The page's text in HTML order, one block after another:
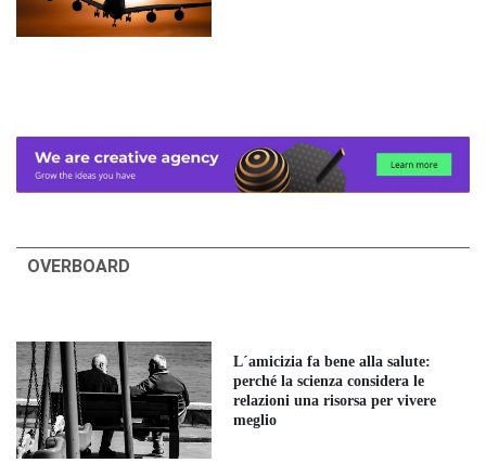
OVERBOARD
L´amicizia fa bene alla salute:
perché la scienza considera le
relazioni una risorsa per vivere
meglio